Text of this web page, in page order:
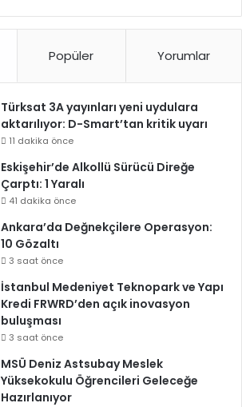
Popüler Yorumlar
Türksat 3A yayınları yeni uydulara
aktarılıyor: D-Smart’tan kritik uyarı
11 dakika önce
Eskişehir’de Alkollü Sürücü Direğe
Çarptı: 1 Yaralı
41 dakika önce
Ankara’da Değnekçilere Operasyon:
10 Gözaltı
3 saat önce
İstanbul Medeniyet Teknopark ve Yapı
Kredi FRWRD’den açık inovasyon
buluşması
3 saat önce
MSÜ Deniz Astsubay Meslek
Yüksekokulu Öğrencileri Geleceğe
Hazırlanıyor